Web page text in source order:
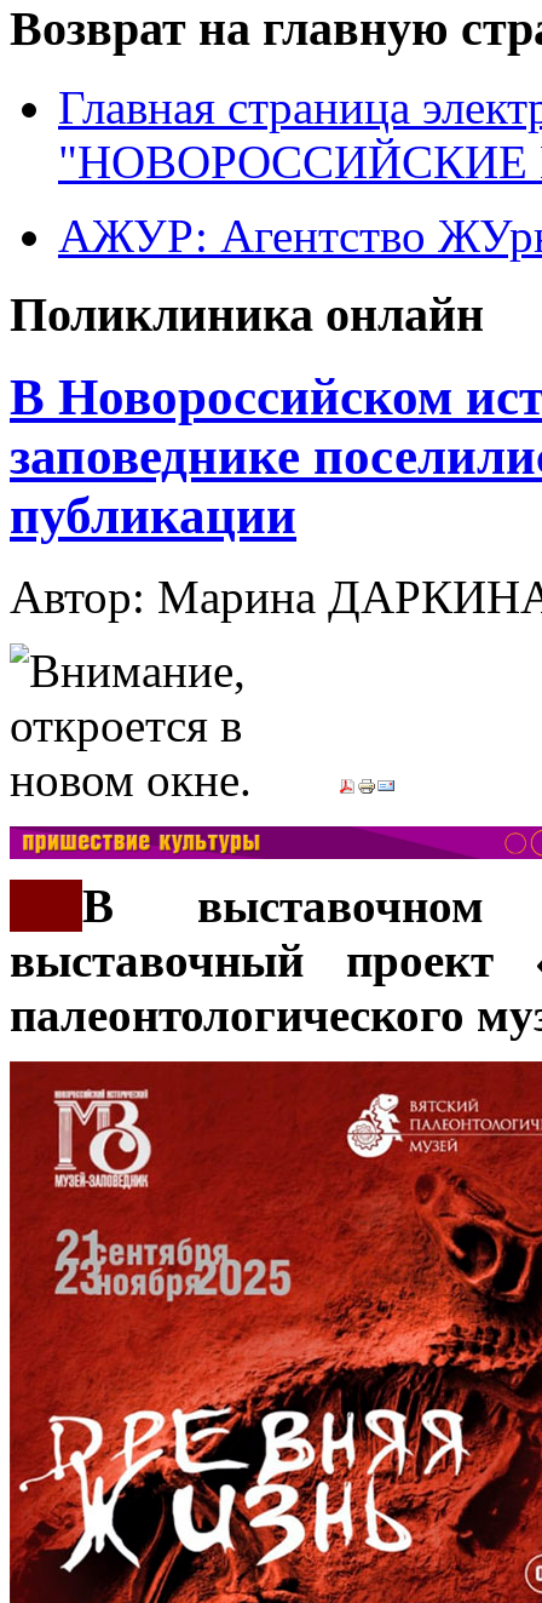
Возврат на главную
Главная страница
"НОВОРОССИЙСКИЕ
АЖУР: Агентство
Поликлиника онлайн
В Новороссийском
заповеднике
публикации
Автор: Марина
В
выставочный проект
палеонтологического